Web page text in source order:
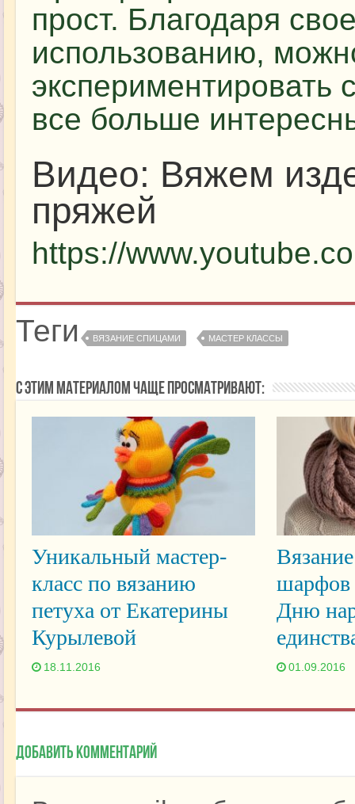
прост. Благодаря
использованию,
экспериментировать
все больше
Видео: Вяжем
пряжей
https://
Теги ВЯЗАНИЕ СПИЦАМИ МАСТЕР КЛАССЫ
С этим материалом чаще просматривают:
Уникальный мастер-
класс по вязанию
петуха от Екатерины
Курылевой
18.11.2016
шарфов
Дню
01.09.2016
Добавить комментарий